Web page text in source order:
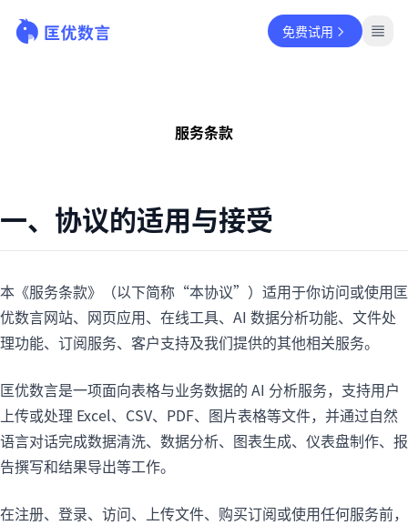
免费试用
服务条款
一、协议的适用与接受
本《服务条款》（以下简称“本协议”）适用于你访问或使用匡
优数言网站、网页应用、在线工具、AI 数据分析功能、文件处
理功能、订阅服务、客户支持及我们提供的其他相关服务。
匡优数言是一项面向表格与业务数据的 AI 分析服务，支持用户
上传或处理 Excel、CSV、PDF、图片表格等文件，并通过自然
语言对话完成数据清洗、数据分析、图表生成、仪表盘制作、报
告撰写和结果导出等工作。
在注册、登录、访问、上传文件、购买订阅或使用任何服务前，